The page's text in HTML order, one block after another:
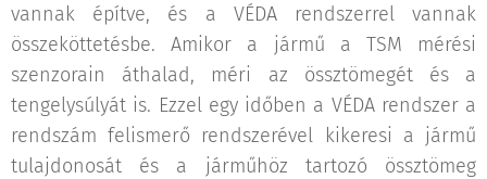
vannak építve, és a VÉDA rendszerrel vannak
összeköttetésbe. Amikor a jármű a TSM mérési
szenzorain áthalad, méri az össztömegét és a
tengelysúlyát is. Ezzel egy időben a VÉDA rendszer a
rendszám felismerő rendszerével kikeresi a jármű
tulajdonosát és a járműhöz tartozó össztömeg